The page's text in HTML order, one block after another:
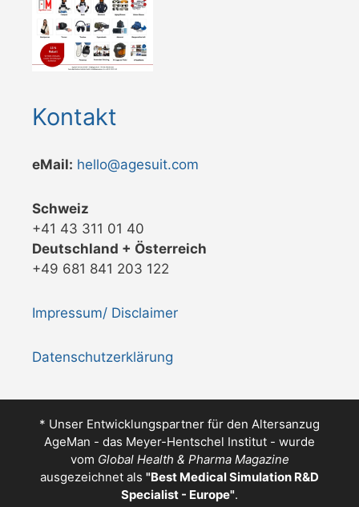
Kontakt
eMail: hello@agesuit.com
Schweiz
+41 43 311 01 40
Deutschland + Österreich
+49 681 841 203 122
Impressum/ Disclaimer
Datenschutzerklärung
* Unser Entwicklungspartner für den Altersanzug
AgeMan - das Meyer-Hentschel Institut - wurde
vom Global Health & Pharma Magazine
ausgezeichnet als "Best Medical Simulation R&D
Specialist - Europe".